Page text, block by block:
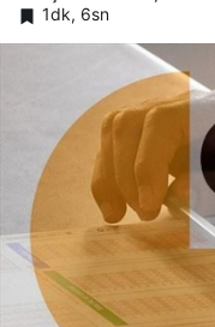
1dk, 6sn